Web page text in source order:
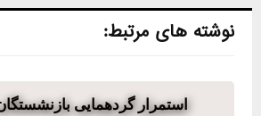
نوشته های مرتبط:
استمرار گردهمایی